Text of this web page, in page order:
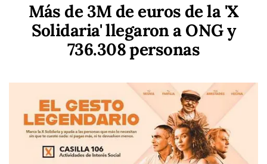
Más de 3M de euros de la 'X
Solidaria' llegaron a ONG y
736.308 personas